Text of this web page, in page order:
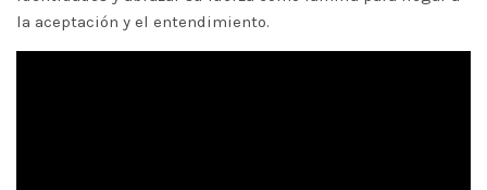
la aceptación y el entendimiento.